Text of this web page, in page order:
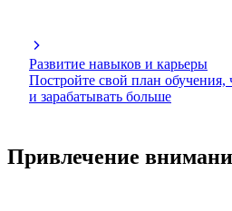
Развитие навыков и карьеры
Постройте свой план обучения,
и зарабатывать больше
Привлечение